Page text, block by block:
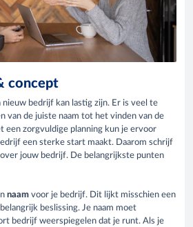
concept
bedrijf kan lastig zijn. Er is veel te
van de juiste naam tot het vinden van de
een zorgvuldige planning kun je ervoor
een sterke start maakt. Daarom schrijf
jouw bedrijf. De belangrijkste punten
naam voor je bedrijf. Dit lijkt misschien een
beslissing. Je naam moet
bedrijf weerspiegelen dat je runt. Als je